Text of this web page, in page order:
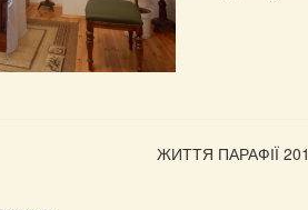
ЖИТТЯ ПАРАФІЇ